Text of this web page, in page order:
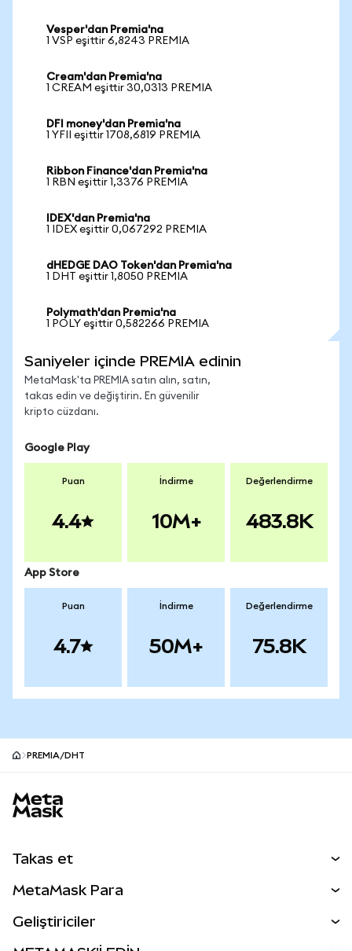
Vesper'dan Premia'na
1 VSP eşittir 6,8243 PREMIA
Cream'dan Premia'na
1 CREAM eşittir 30,0313 PREMIA
DFI money'dan Premia'na
1 YFII eşittir 1708,6819 PREMIA
Ribbon Finance'dan Premia'na
1 RBN eşittir 1,3376 PREMIA
IDEX'dan Premia'na
1 IDEX eşittir 0,067292 PREMIA
dHEDGE DAO Token'dan Premia'na
1 DHT eşittir 1,8050 PREMIA
Polymath'dan Premia'na
1 POLY eşittir 0,582266 PREMIA
Saniyeler içinde PREMIA edinin
MetaMask'ta PREMIA satın alın, satın,
takas edin ve değiştirin. En güvenilir
kripto cüzdanı.
Google Play
Puan
4.4
İndirme
10M+
Değerlendirme
483.8K
App Store
Puan
4.7
İndirme
50M+
Değerlendirme
75.8K
PREMIA/DHT
Takas et
Perps
MetaMask Para
Geliştiriciler